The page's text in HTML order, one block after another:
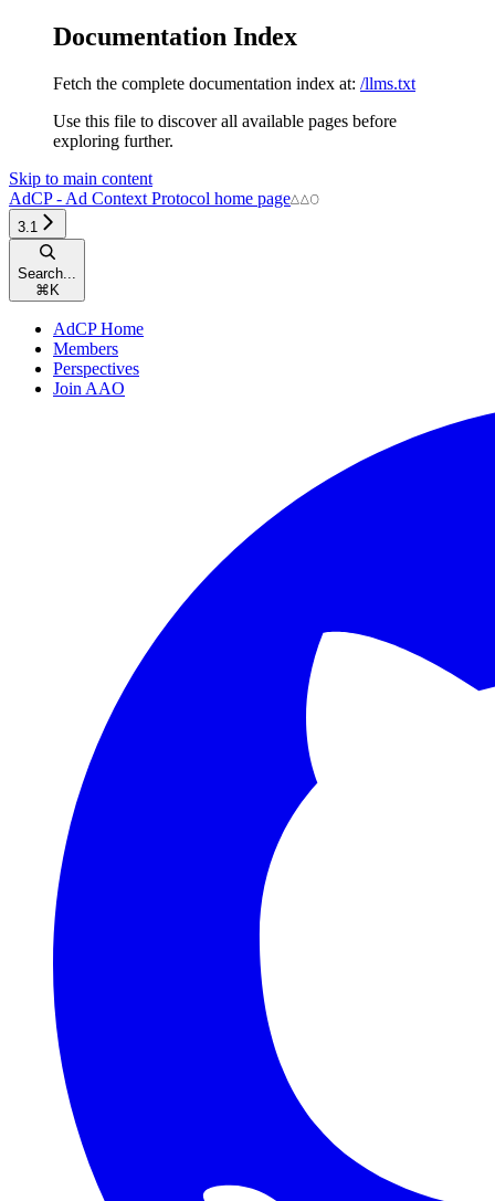
Documentation Index
Fetch the complete documentation index at: /llms.txt
Use this file to discover all available pages before
exploring further.
Skip to main content
AdCP - Ad Context Protocol home page
3.1
Search...
⌘ K
AdCP Home
Members
Perspectives
Join AAO